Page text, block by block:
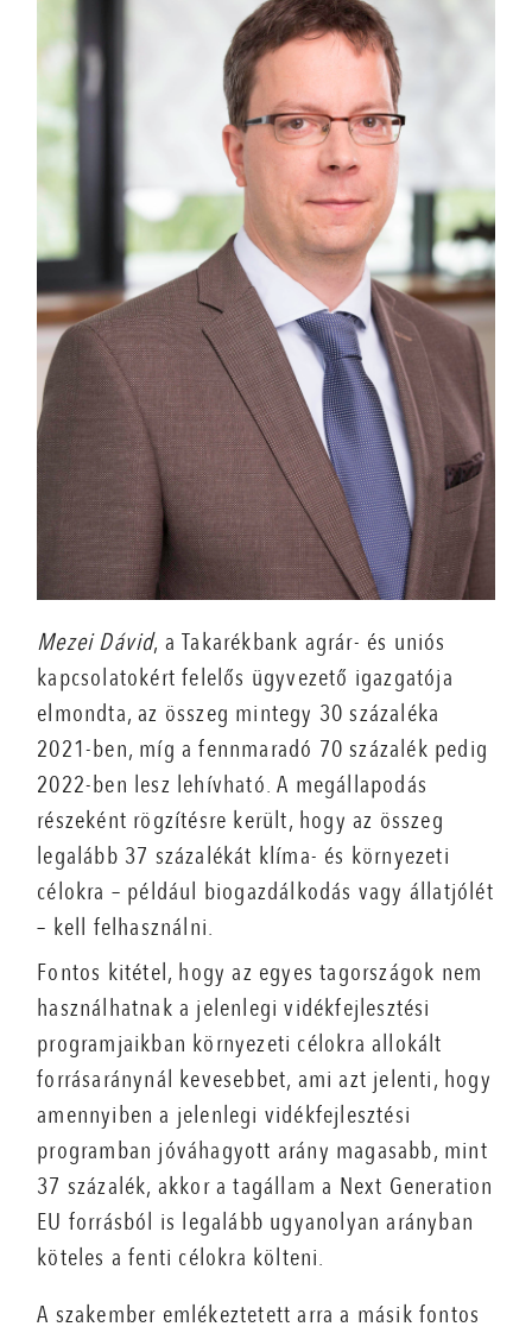
Mezei Dávid, a Takarékbank agrár- és uniós
kapcsolatokért felelős ügyvezető igazgatója
elmondta, az összeg mintegy 30 százaléka
2021-ben, míg a fennmaradó 70 százalék pedig
2022-ben lesz lehívható. A megállapodás
részeként rögzítésre került, hogy az összeg
legalább 37 százalékát klíma- és környezeti
célokra – például biogazdálkodás vagy állatjólét
– kell felhasználni.
Fontos kitétel, hogy az egyes tagországok nem
használhatnak a jelenlegi vidékfejlesztési
programjaikban környezeti célokra allokált
forrásaránynál kevesebbet, ami azt jelenti, hogy
amennyiben a jelenlegi vidékfejlesztési
programban jóváhagyott arány magasabb, mint
37 százalék, akkor a tagállam a Next Generation
EU forrásból is legalább ugyanolyan arányban
köteles a fenti célokra költeni.
A szakember emlékeztetett arra a másik fontos